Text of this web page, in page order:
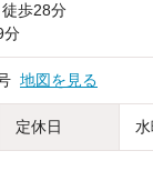
歩28分
分
地図を見る
定休日 水